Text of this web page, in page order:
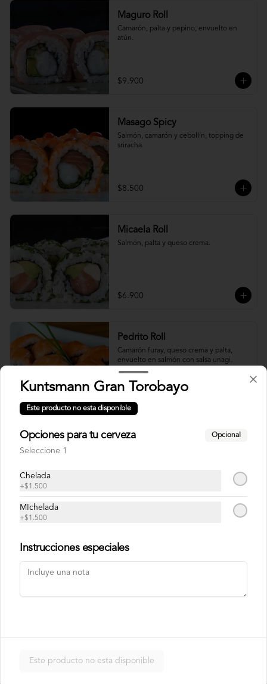
Maguro Roll
Camarón, palta y pepino, envuelto en
atún.
$9.900
Masago Spicy
Salmón, camarón y cebollín, topping de
sriracha.
$8.500
Micaela Roll
Salmón, palta y queso crema.
$6.900
Pedrito Roll
Camarón furay, queso crema y palta,
envuelto en salmón con salsa unagi.
$9.500
Philadelphia Roll
Rainbow Roll
Kuntsmann Gran Torobayo
Este producto no esta disponible
Opciones para tu cerveza Opcional
Seleccione 1
Chelada
+$1.500
MIchelada
+$1.500
Instrucciones especiales
Este producto no esta disponible